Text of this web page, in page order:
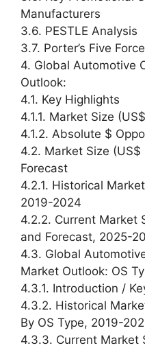
Manufacturers
3.6. PESTLE Analysis
3.7. Porter’s Five
4. Global Automotive
Outlook:
4.1. Key Highlights
4.1.1. Market Size
4.1.2. Absolute $
4.2. Market Size (US$
Forecast
4.2.1. Historical
2019-2024
4.2.2. Current Market
and Forecast, 2025-
4.3. Global
Market Outlook: OS
4.3.1. Introduction /
4.3.2. Historical
By OS Type, 2019-
4.3.3. Current Market